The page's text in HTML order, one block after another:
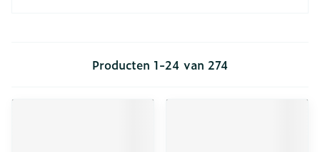
Producten 1-24 van 274